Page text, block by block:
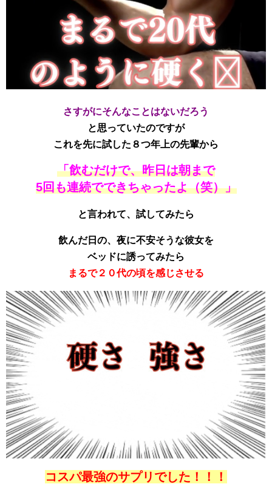
さすがにそんなことはないだろう
と思っていたのですが
これを先に試した８つ年上の先輩から
「飲むだけで、昨日は朝まで
5回も連続でできちゃったよ（笑）」
と言われて、試してみたら
飲んだ日の、夜に不安そうな彼女を
ベッドに誘ってみたら
まるで２０代の頃を感じさせる
コスパ最強のサプリでした！！！